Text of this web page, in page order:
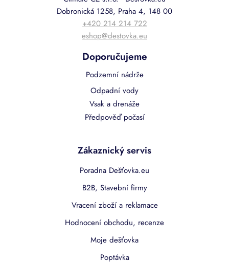
Dobronická 1258, Praha 4, 148 00
+420 214 214 722
eshop@destovka.eu
Doporučujeme
Podzemní nádrže
Odpadní vody
Vsak a drenáže
Předpověď počasí
Zákaznický servis
Poradna Dešťovka.eu
B2B, Stavební firmy
Vracení zboží a reklamace
Hodnocení obchodu, recenze
Moje dešťovka
Poptávka